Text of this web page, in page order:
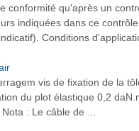
conformité qu'après un
indiquées dans ce
Conditions
vis de fixation de la
du plot élastique 0,2
: Le câble de ...